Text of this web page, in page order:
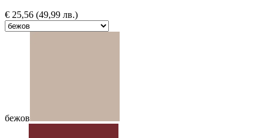
€ 25,56 (49,99 лв.)
бежов